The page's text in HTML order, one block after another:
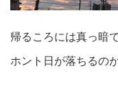
帰るころには真っ暗で
ホント日が落ちるの